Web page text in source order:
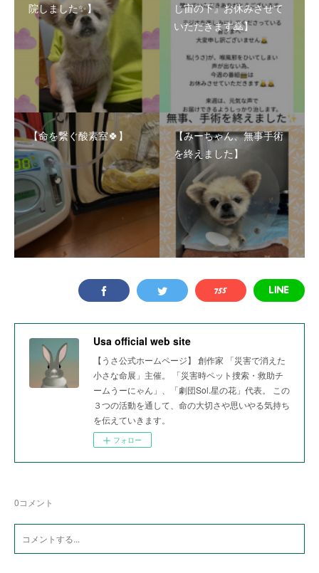
院しました✨】
じ宙の下』お休みさせて
いただきます🙇】
【命を繋ぐ酸素室🍀】
【みーちゃん、無事手術
を終えました】
Usa official web site
【うさ公式ホームページ】 創作家 「災害で消えた
小さな命展」主催。 「災害時ペット捜索・救助チ
ームうーにゃん」、「劇団Sol.星の花」代表。 この
３つの活動を通して、命の大切さや思いやる気持ち
を伝えていきます。
フォロー
0コメント